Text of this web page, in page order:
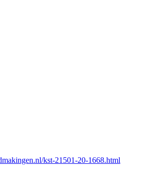
kst-21501-20-1668.html